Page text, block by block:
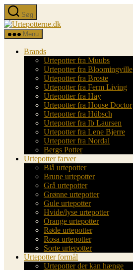
Spring
til
indholdet
Søg
Urtepotterne.dk
Menu
Brands
Urtepotter fra Muubs
Urtepotter fra Bloomingville
Urtepotter fra Broste
Urtepotter fra Ferm Living
Urtepotter fra Hay
Urtepotter fra House Doctor
Urtepotter fra Hübsch
Urtepotter fra Ib Laursen
Urtepotter fra Lene Bjerre
Urtepotter fra Nordal
Bergs Potter
Urtepotter farver
Blå urtepotter
Brune urtepotter
Grå urtepotter
Grønne urtepotter
Gule urtepotter
Hvide/lyse urtepotter
Orange urtepotter
Røde urtepotter
Rosa urtepotter
Sorte urtepotter
Urtepotter formål
Urtepotter der kan hænge